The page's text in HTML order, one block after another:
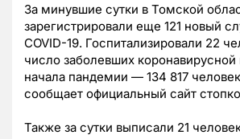
За минувшие сутки в Томской
зарегистрировали еще 121 новый
COVID-19. Госпитализировали 22
число заболевших
начала пандемии — 134 817
сообщает официальный сайт
Также за сутки выписали 21